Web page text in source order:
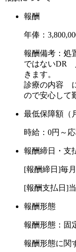
報酬
年俸：
報酬備考：処
ではないDR
きます。
診療の内容
ので安心して
最低保障額（
時給：0円～
報酬締日・支
[報酬締日]毎
[報酬支払日]
報酬形態
報酬形態：固
報酬形態に関